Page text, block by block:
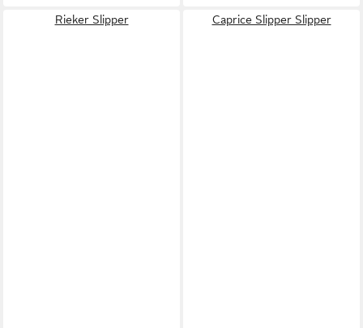
Rieker Slipper Caprice Slipper Slipper